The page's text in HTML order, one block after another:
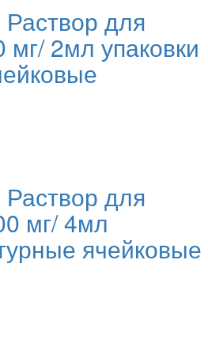
для
мг/ 2мл упаковки
для
мг/ 4мл
ячейковые